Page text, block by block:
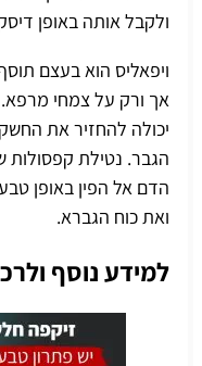
ולקבל אותה באופן
אך ורק על צמחי מרפא.
יכולה להחזיר את
הגבר. נטילת קפסולות
הדם אל הפין באופן
ואתכוח הגברא.
למידע נוסף